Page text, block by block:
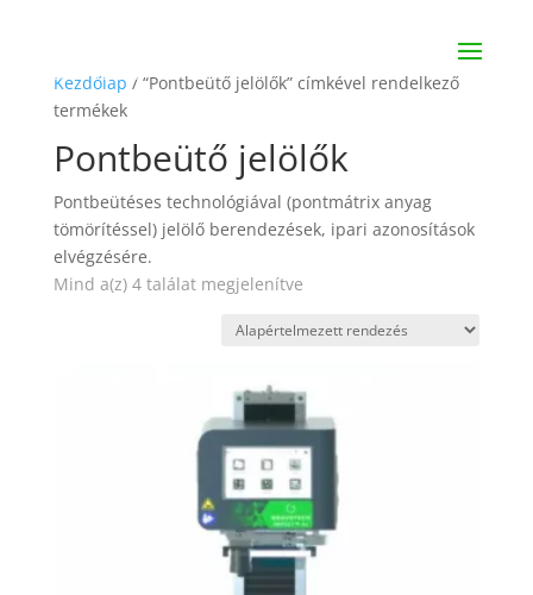
Kezdőlap / “Pontbeütő jelölők” címkével rendelkező
termékek
Pontbeütő jelölők
Pontbeütéses technológiával (pontmátrix anyag
tömörítéssel) jelölő berendezések, ipari azonosítások
elvégzésére.
Mind a(z) 4 találat megjelenítve